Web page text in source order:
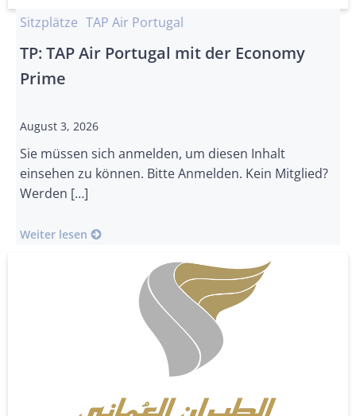
Sitzplätze TAP Air Portugal
TP: TAP Air Portugal mit der Economy
Prime
August 3, 2026
Sie müssen sich anmelden, um diesen Inhalt
einsehen zu können. Bitte Anmelden. Kein Mitglied?
Werden […]
Weiter lesen